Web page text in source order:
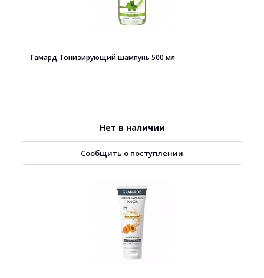
Гамард Тонизирующий шампунь 500 мл
Нет в наличии
Сообщить о поступлении